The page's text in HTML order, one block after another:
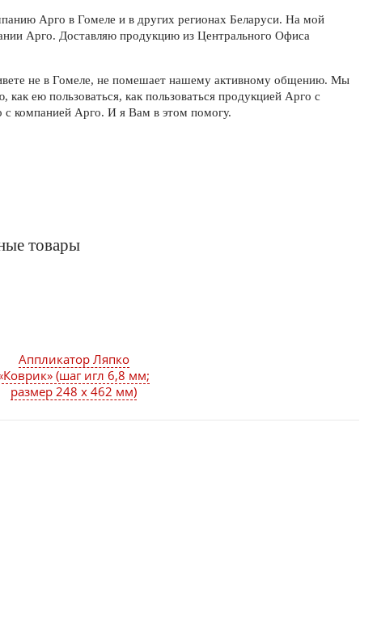
Арго в Гомеле и в других регионах Беларуси. На мой
Арго. Доставляю продукцию из Центрального Офиса
не в Гомеле, не помешает нашему активному общению. Мы
ею пользоваться, как пользоваться продукцией Арго с
с компанией Арго. И я Вам в этом помогу.
товары
Аппликатор Ляпко
(шаг игл 6,8 мм;
размер 248 х 462 мм)